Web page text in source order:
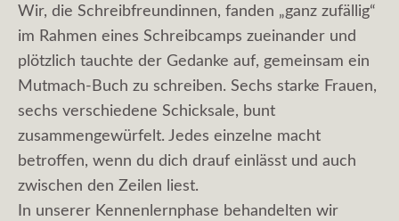
Wir, die Schreibfreundinnen, fanden „ganz zufällig“
im Rahmen eines Schreibcamps zueinander und
plötzlich tauchte der Gedanke auf, gemeinsam ein
Mutmach-Buch zu schreiben. Sechs starke Frauen,
sechs verschiedene Schicksale, bunt
zusammengewürfelt. Jedes einzelne macht
betroffen, wenn du dich drauf einlässt und auch
zwischen den Zeilen liest.
In unserer Kennenlernphase behandelten wir